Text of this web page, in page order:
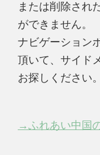
または削除され
ができません。
ナビゲーション
頂いて、サイド
お探しください。
→ふれあい中国